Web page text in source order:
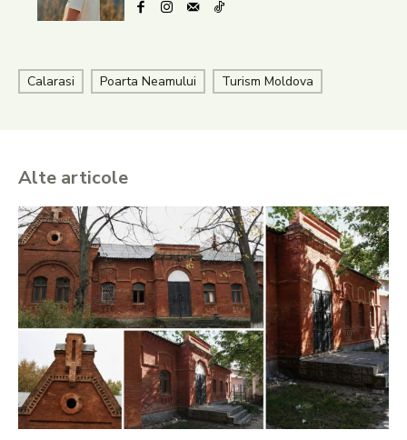
Calarasi Poarta Neamului Turism Moldova
Alte articole